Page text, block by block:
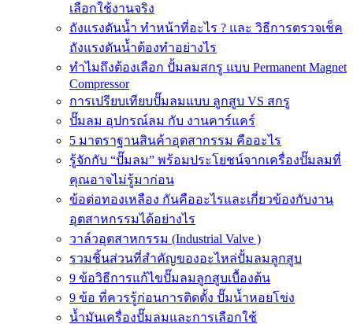
เลือกใช้งานจริง
ถังแรงดันน้ำ ทำหน้าที่อะไร ? และ วิธีการตรวจเช็ค
ถังแรงดันน้ำต้องทำอย่างไร
ทำไมถึงต้องเลือก ปั้มลมสกรู แบบ Permanent Magnet
Compressor
การเปรียบเทียบปั๊มลมแบบ ลูกสูบ VS สกรู
ปั๊มลม อุปกรณ์ลม กับ งานคาร์แคร์
5 มาตราฐานสินค้าอุตสากรรม คืออะไร
รู้จักกับ “ปั๊มลม” พร้อมประโยชน์จากเครื่องปั๊มลมที่
คุณอาจไม่รู้มาก่อน
ข้อต่อทองเหลือง กันคืออะไรและเกี่ยวข้องกับงาน
อุตสาหกรรมได้อย่างไร
วาล์วอุตสาหกรรม (Industrial Valve )
รวมชิ้นส่วนที่สำคัญของอะไหล่ปั้มลมลูกสูบ
9 ข้อวิธีการแก้ไขปั๊มลมลูกสูบเบื้องต้น
9 ข้อ ที่ควรรู้ก่อนการติดตั้ง ปั๊มน้ำหอยโข่ง
น้ำมันเครื่องปั๊มลมและการเลือกใช้